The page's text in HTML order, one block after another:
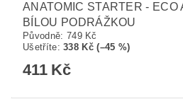
ANATOMIC STARTER - ECO
BÍLOU PODRÁŽKOU
Původně: 749 Kč
Ušetříte:338 Kč (–45 %)
411 Kč